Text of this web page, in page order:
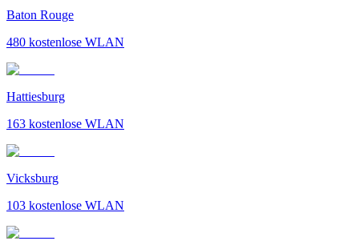
Baton Rouge
480 kostenlose WLAN
Hattiesburg
163 kostenlose WLAN
Vicksburg
103 kostenlose WLAN